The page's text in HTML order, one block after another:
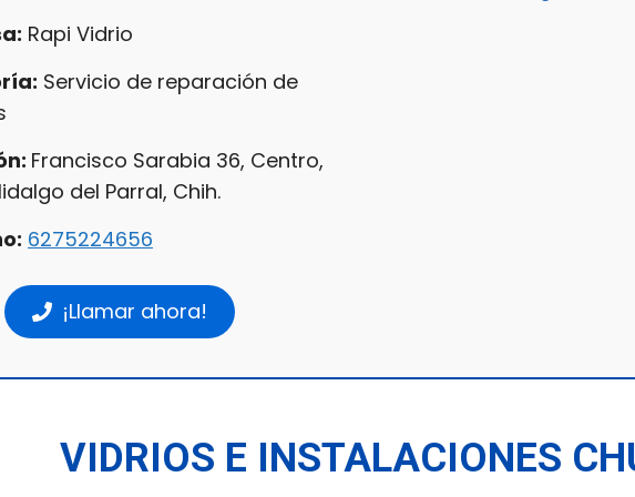
Rapi Vidrio
Servicio de reparación de
Francisco Sarabia 36, Centro,
del Parral, Chih.
6275224656
¡Llamar ahora!
VIDRIOS E INSTALACIONES